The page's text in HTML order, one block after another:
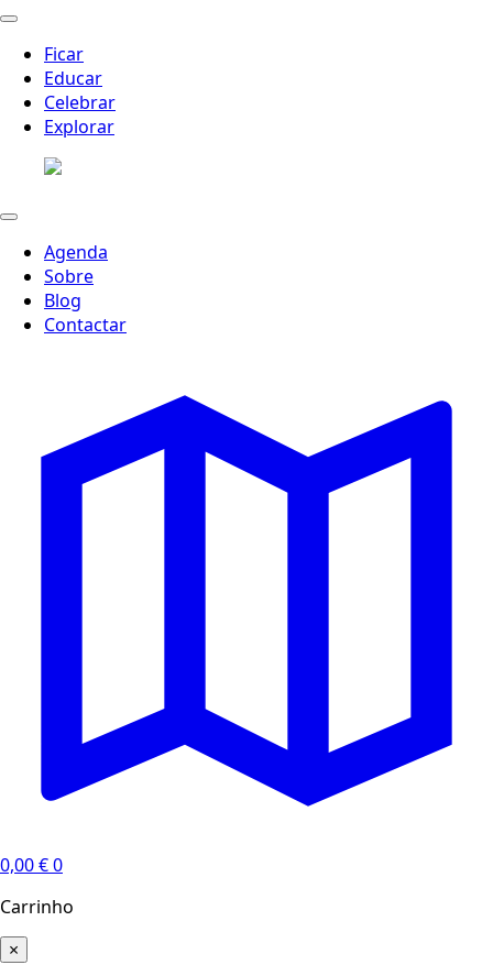
Ficar
Educar
Celebrar
Explorar
Agenda
Sobre
Blog
Contactar
0,00€0
Carrinho
×